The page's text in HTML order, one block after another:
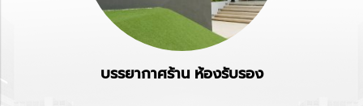
บรรยากาศร้าน ห้องรับรอง